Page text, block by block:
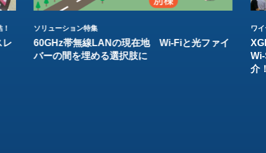
レ
ソリューション特集
60GHz帯無線LANの現在地 Wi-Fiと光ファイ
バーの間を埋める選択肢に
ワ
介